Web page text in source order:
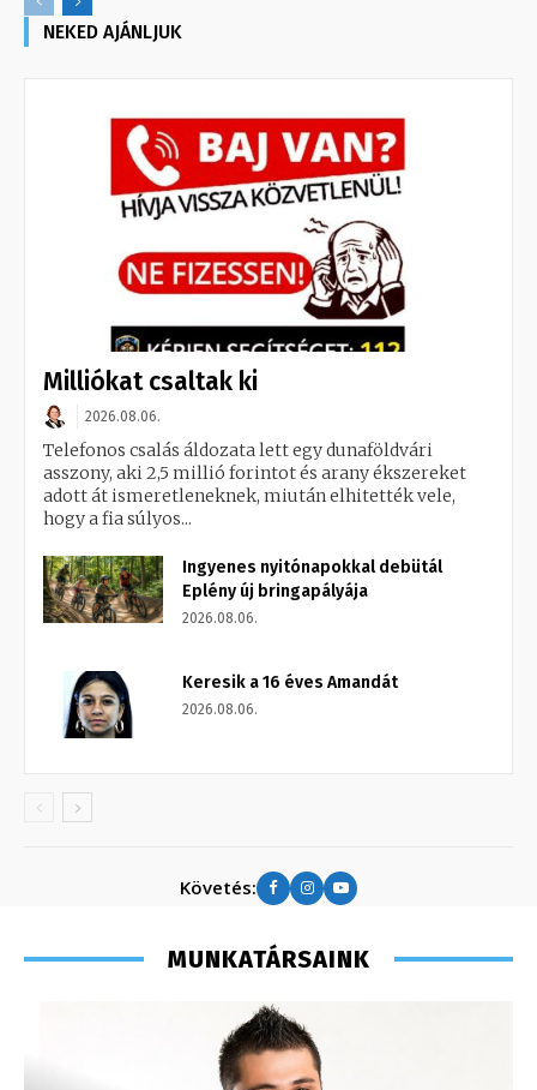
NEKED AJÁNLJUK
Milliókat csaltak ki
2026.08.06.
Telefonos csalás áldozata lett egy dunaföldvári
asszony, aki 2,5 millió forintot és arany ékszereket
adott át ismeretleneknek, miután elhitették vele,
hogy a fia súlyos...
Ingyenes nyitónapokkal debütál
Eplény új bringapályája
2026.08.06.
Keresik a 16 éves Amandát
2026.08.06.
Követés:
MUNKATÁRSAINK